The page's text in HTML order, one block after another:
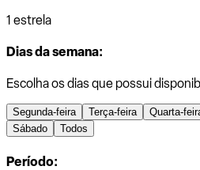
1 estrela
Dias da semana:
Escolha os dias que possui
Segunda-feira Terça-feira Quarta-
Sábado
Todos
Período: